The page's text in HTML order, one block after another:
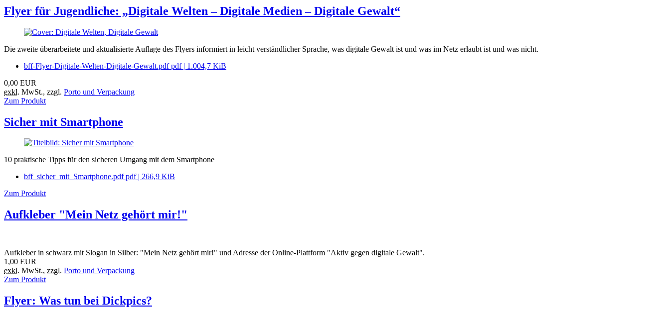
Flyer für Jugendliche: „Digitale Welten – Digitale Medien – Digitale Gewalt“
Die zweite überarbeitete und aktualisierte Auflage des Flyers informiert in leicht verständlicher Sprache, was digitale Gewalt ist und was im Netz erlaubt ist und was nicht.
bff-Flyer-Digitale-Welten-Digitale-Gewalt.pdfpdf| 1.004,7 KiB
0,00 EUR
exkl. MwSt., zzgl. Porto und Verpackung
Zum Produkt
Sicher mit Smartphone
10 praktische Tipps für den sicheren Umgang mit dem Smartphone
bff_sicher_mit_Smartphone.pdfpdf| 266,9 KiB
Zum Produkt
Aufkleber "Mein Netz gehört mir!"
Aufkleber in schwarz mit Slogan in Silber: "Mein Netz gehört mir!" und Adresse der Online-Plattform "Aktiv gegen digitale Gewalt".
1,00 EUR
exkl. MwSt., zzgl. Porto und Verpackung
Zum Produkt
Flyer: Was tun bei Dickpics?